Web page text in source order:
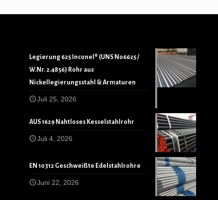
Legierung 625 Inconel® (UNS N06625 /
W.Nr. 2.4856) Rohr aus
Nickellegierungsstahl & Armaturen
Juli 25, 2026
AUS 1629 Nahtloses Kesselstahlrohr
Juli 4, 2026
EN 10312 Geschweißte Edelstahlrohre
Juni 22, 2026